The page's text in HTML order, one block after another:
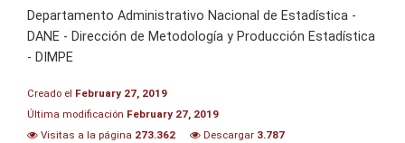
Departamento Administrativo Nacional de Estadística -
DANE - Dirección de Metodología y Producción Estadística
- DIMPE
Creado el February 27, 2019
Última modificación February 27, 2019
Visitas a la página 273.362 Descargar 3.787